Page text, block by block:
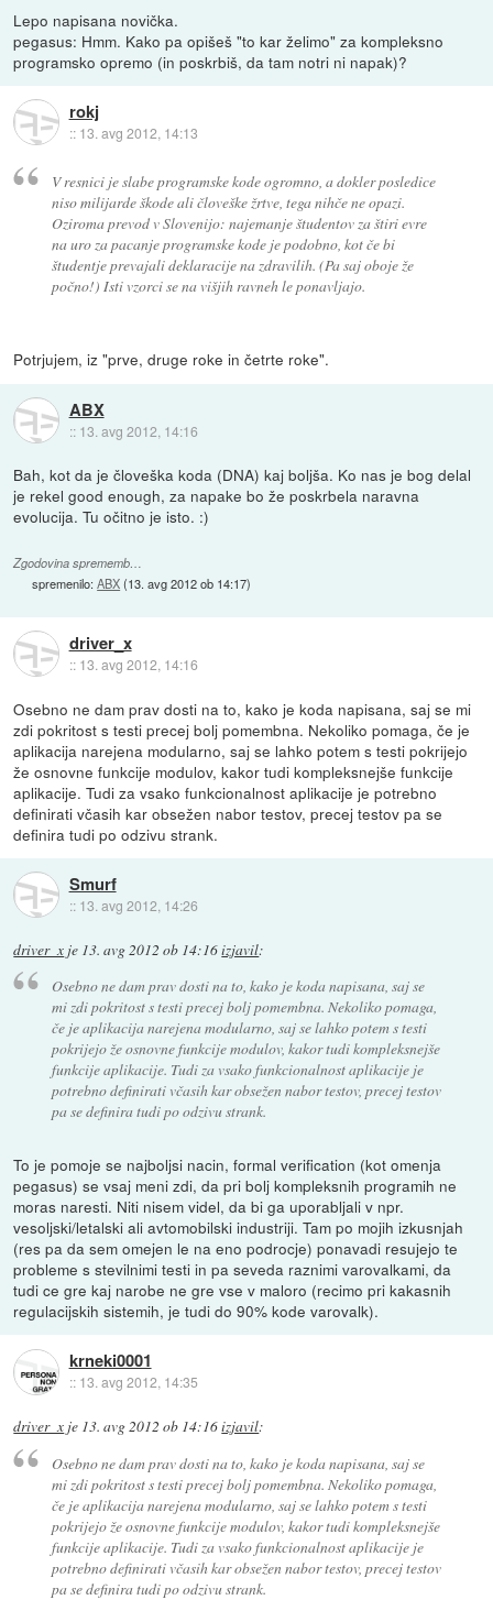
Lepo napisana novička.
pegasus: Hmm. Kako pa opišeš "to kar želimo" za kompleksno
programsko opremo (in poskrbiš, da tam notri ni napak)?
rokj
:: 13. avg 2012, 14:13
V resnici je slabe programske kode ogromno, a dokler posledice
niso milijarde škode ali človeške žrtve, tega nihče ne opazi.
Oziroma prevod v Slovenijo: najemanje študentov za štiri evre
na uro za pacanje programske kode je podobno, kot če bi
študentje prevajali deklaracije na zdravilih. (Pa saj oboje že
počno!) Isti vzorci se na višjih ravneh le ponavljajo.
Potrjujem, iz "prve, druge roke in četrte roke".
ABX
:: 13. avg 2012, 14:16
Bah, kot da je človeška koda (DNA) kaj boljša. Ko nas je bog delal
je rekel good enough, za napake bo že poskrbela naravna
evolucija. Tu očitno je isto. :)
Zgodovina sprememb…
spremenilo:ABX(13. avg 2012 ob 14:17)
driver_x
:: 13. avg 2012, 14:16
Osebno ne dam prav dosti na to, kako je koda napisana, saj se mi
zdi pokritost s testi precej bolj pomembna. Nekoliko pomaga, če je
aplikacija narejena modularno, saj se lahko potem s testi pokrijejo
že osnovne funkcije modulov, kakor tudi kompleksnejše funkcije
aplikacije. Tudi za vsako funkcionalnost aplikacije je potrebno
definirati včasih kar obsežen nabor testov, precej testov pa se
definira tudi po odzivu strank.
Smurf
:: 13. avg 2012, 14:26
driver_x je 13. avg 2012 ob 14:16izjavil:
Osebno ne dam prav dosti na to, kako je koda napisana, saj se
mi zdi pokritost s testi precej bolj pomembna. Nekoliko pomaga,
če je aplikacija narejena modularno, saj se lahko potem s testi
pokrijejo že osnovne funkcije modulov, kakor tudi kompleksnejše
funkcije aplikacije. Tudi za vsako funkcionalnost aplikacije je
potrebno definirati včasih kar obsežen nabor testov, precej testov
pa se definira tudi po odzivu strank.
To je pomoje se najboljsi nacin, formal verification (kot omenja
pegasus) se vsaj meni zdi, da pri bolj kompleksnih programih ne
moras naresti. Niti nisem videl, da bi ga uporabljali v npr.
vesoljski/letalski ali avtomobilski industriji. Tam po mojih izkusnjah
(res pa da sem omejen le na eno podrocje) ponavadi resujejo te
probleme s stevilnimi testi in pa seveda raznimi varovalkami, da
tudi ce gre kaj narobe ne gre vse v maloro (recimo pri kakasnih
regulacijskih sistemih, je tudi do 90% kode varovalk).
krneki0001
:: 13. avg 2012, 14:35
driver_x je 13. avg 2012 ob 14:16izjavil:
Osebno ne dam prav dosti na to, kako je koda napisana, saj se
mi zdi pokritost s testi precej bolj pomembna. Nekoliko pomaga,
če je aplikacija narejena modularno, saj se lahko potem s testi
pokrijejo že osnovne funkcije modulov, kakor tudi kompleksnejše
funkcije aplikacije. Tudi za vsako funkcionalnost aplikacije je
potrebno definirati včasih kar obsežen nabor testov, precej testov
pa se definira tudi po odzivu strank.